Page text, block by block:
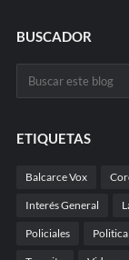
BUSCADOR
ETIQUETAS
Balcarce Vox
Interés General
Policiales Politica